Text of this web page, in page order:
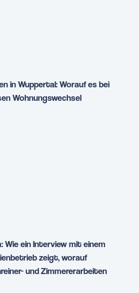
in Wuppertal: Worauf es bei
Wohnungswechsel
Wie ein Interview mit einem
zeigt, worauf
und Zimmererarbeiten